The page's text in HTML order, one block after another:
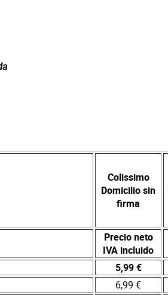
Colissimo
Domicilio sin
firma
Precio neto
IVA incluido
5,99 €
6,99 €